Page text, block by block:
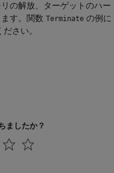
の解放、ターゲットのハー
す。関数 Terminate の例に
さい。
ましたか？